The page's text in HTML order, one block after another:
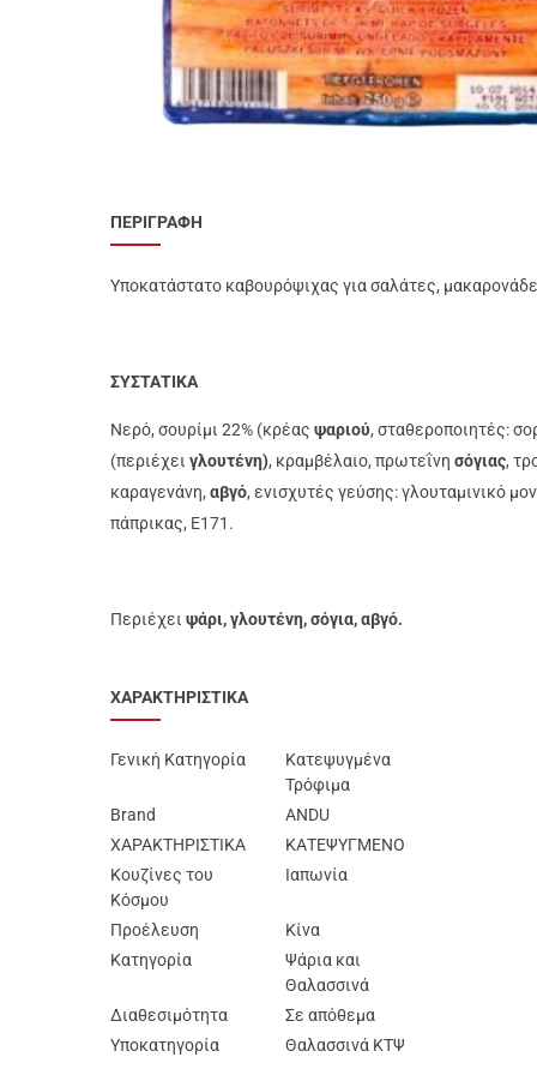
Διατροφής
Best Sellers
SUPER ΠΡΟΣΦΟΡΕΣ!
ΠΕΡΙΓΡΑΦΗ
Υποκατάστατο καβουρόψιχας για σαλάτες,
ΣΥΣΤΑΤΙΚΑ
Νερό, σουρίμι 22% (κρέας ψαριού, σταθεροποιητές:
(περιέχει γλουτένη), κραμβέλαιο, πρωτεΐνη σόγιας,
καραγενάνη, αβγό, ενισχυτές γεύσης: γλουταμινικό
πάπρικας, Ε171.
Περιέχει ψάρι, γλουτένη, σόγια, αβγό.
ΧΑΡΑΚΤΗΡΙΣΤΙΚΑ
Γενική Κατηγορία
Κατεψυγμένα
Τρόφιμα
Brand
ANDU
ΧΑΡΑΚΤΗΡΙΣΤΙΚΑ
ΚΑΤΕΨΥΓΜΕΝΟ
Κουζίνες του
Κόσμου
Ιαπωνία
Προέλευση
Κίνα
Κατηγορία
Ψάρια και
Θαλασσινά
Διαθεσιμότητα
Σε απόθεμα
Υποκατηγορία
Θαλασσινά ΚΤΨ